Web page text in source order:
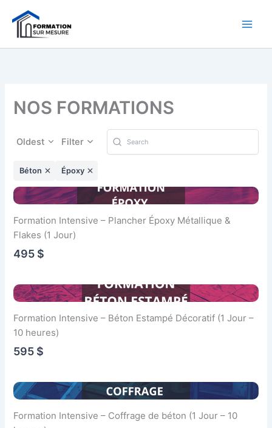
contenu
NOS FORMATIONS
Oldest Filter
Béton Époxy
Formation Intensive – Plancher Époxy Métallique &
Flakes (1 Jour)
495 $
Formation Intensive – Béton Estampé Décoratif (1 Jour –
10 heures)
595 $
Formation Intensive – Coffrage de béton (1 Jour – 10